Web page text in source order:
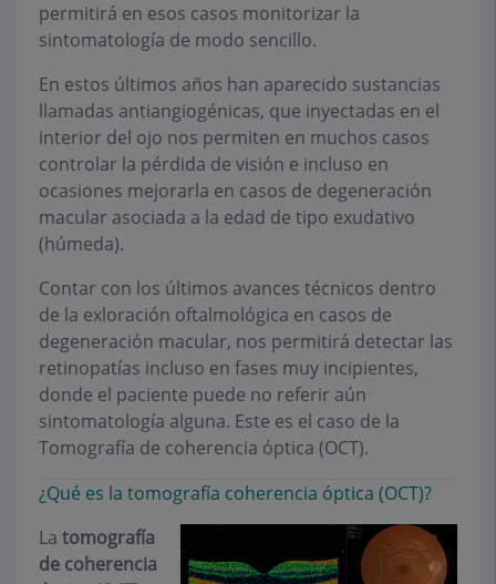
permitirá en esos casos monitorizar la
sintomatología de modo sencillo.
En estos últimos años han aparecido sustancias
llamadas antiangiogénicas, que inyectadas en el
interior del ojo nos permiten en muchos casos
controlar la pérdida de visión e incluso en
ocasiones mejorarla en casos de degeneración
macular asociada a la edad de tipo exudativo
(húmeda).
Contar con los últimos avances técnicos dentro
de la exloración oftalmológica en casos de
degeneración macular, nos permitirá detectar las
retinopatías incluso en fases muy incipientes,
donde el paciente puede no referir aún
sintomatología alguna. Este es el caso de la
Tomografía de coherencia óptica (OCT).
¿Qué es la tomografía coherencia óptica (OCT)?
La tomografía
de coherencia